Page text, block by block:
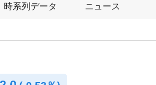
時系列データ ニュース